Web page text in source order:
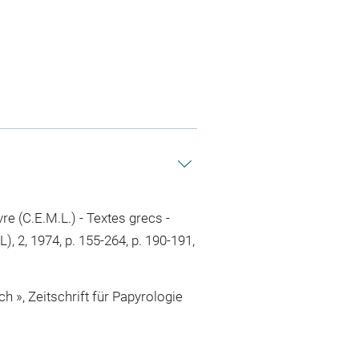
(C.E.M.L.) - Textes grecs -
2, 1974, p. 155-264, p. 190-191,
», Zeitschrift für Papyrologie